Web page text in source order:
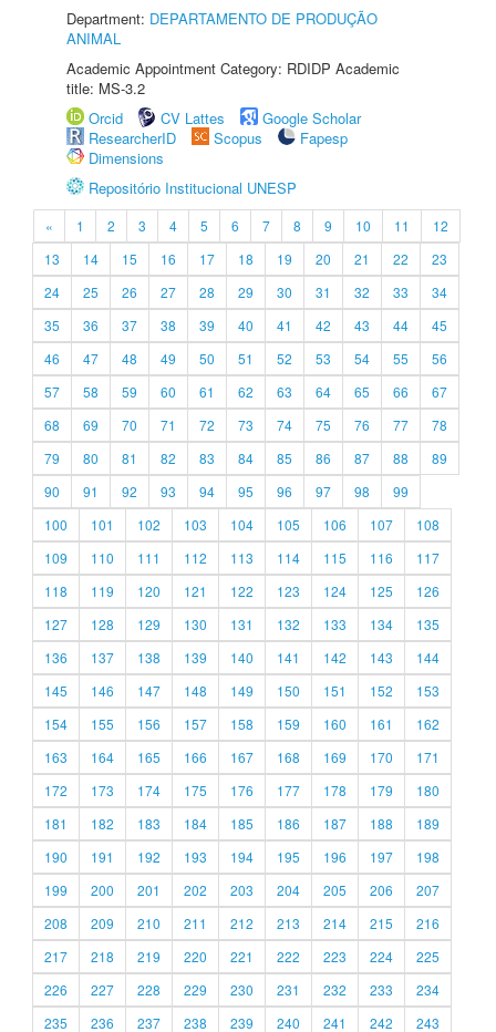
Department: DEPARTAMENTO DE PRODUÇÃO
ANIMAL
Academic Appointment Category: RDIDP Academic
title: MS-3.2
Orcid
CV Lattes
Google Scholar
ResearcherID
Scopus
Fapesp
Dimensions
Repositório Institucional UNESP
« 1 2 3 4 5 6 7 8 9 10 11
12
13
14 15 16 17 18 19 20 21 22
23
24
25 26 27 28 29 30 31 32 33
34
35
36 37 38 39 40 41 42 43 44
45
46
47 48 49 50 51 52 53 54 55
56
57
58 59 60 61 62 63 64 65 66
67
68
69 70 71 72 73 74 75 76 77
78
79
80 81 82 83 84 85 86 87 88
89
90
91 92 93 94 95 96 97 98
99
100
101 102 103 104 105 106 107
108
109
110 111 112 113 114 115 116
117
118
119 120 121 122 123 124 125
126
127
128 129 130 131 132 133 134
135
136
137 138 139 140 141 142 143
144
145
146 147 148 149 150 151 152
153
154
155 156 157 158 159 160 161
162
163
164 165 166 167 168 169 170
171
172
173 174 175 176 177 178 179
180
181
182 183 184 185 186 187 188
189
190
191 192 193 194 195 196 197
198
199
200 201 202 203 204 205 206
207
208
209 210 211 212 213 214 215
216
217
218 219 220 221 222 223 224
225
226
227 228 229 230 231 232 233
234
235
236 237 238 239 240 241 242 243